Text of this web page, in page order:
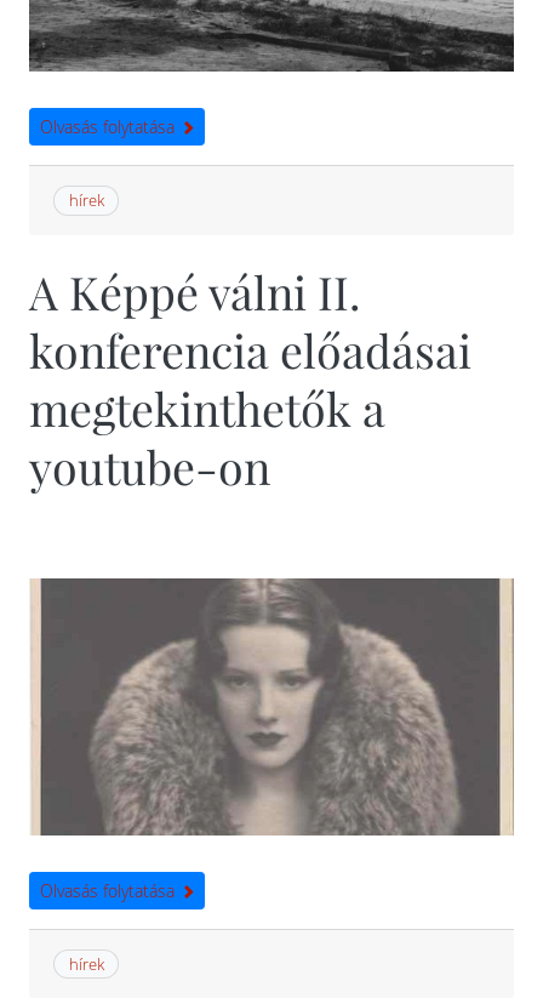
Olvasás folytatása
hírek
A Képpé válni II.
konferencia előadásai
megtekinthetők a
youtube-on
Olvasás folytatása
hírek